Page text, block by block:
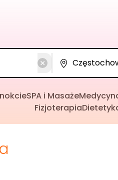
SPA i Masaże
Fizjoterapia